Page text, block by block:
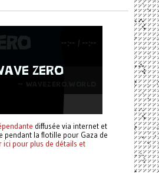
diffusée via internet et
pendant la flotille pour Gaza de
ici pour plus de détails et